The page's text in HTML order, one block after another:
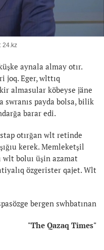
24.kz
aynala almay otır.
joq. Eger, wlttıq
almasular köbeyse jäne
swranıs payda bolsa, bilik
barar edi.
otırğan wlt retinde
kerek. Memleketşil
wlt boluı üşin azamat
özgerister qajet. Wlt
bergen swhbatınan
"The Qazaq Times"